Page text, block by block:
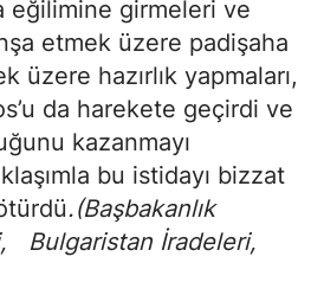
eğilimine girmeleri ve
etmek üzere padişaha
üzere hazırlık yapmaları,
da harekete geçirdi ve
kazanmayı
bu istidayı bizzat
.(Başbakanlık
Bulgaristan İradeleri,